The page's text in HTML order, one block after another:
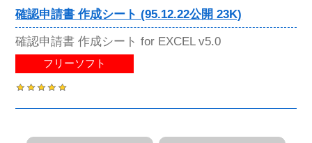
確認申請書 作成シート (95.12.22公開 23K)
確認申請書 作成シート for EXCEL v5.0
フリーソフト